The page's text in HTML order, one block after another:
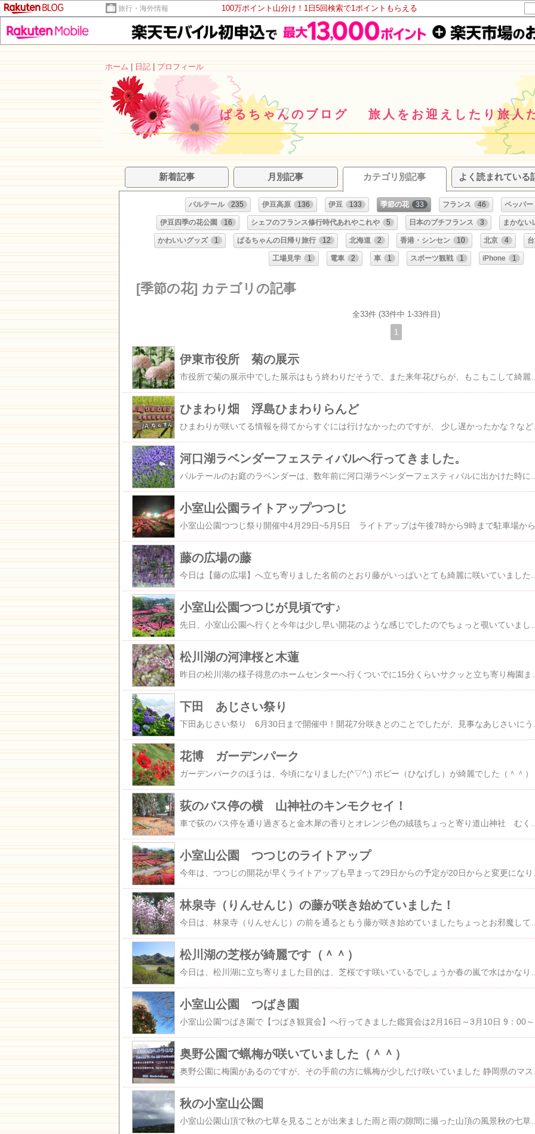
旅行・海外情報 100万ポイント山分け！1日5回検索で1ポイントもらえる
ホーム|日記|プロフィール
ぱるちゃんのブログ 旅人をお迎えしたり旅人
新着記事 月別記事 カテゴリ別記事 よく読まれている
パルテール 235 伊豆高原 136 伊豆 133 季節の花 33 フランス 46 ペッパー
伊豆四季の花公園 16 シェフのフランス修行時代あれやこれや 5 日本のプチフランス 3 まかない
かわいいグッズ 1 ぱるちゃんの日帰り旅行 12 北海道 2 香港・シンセン 10 北京 4
工場見学 1 電車 2 車 1 スポーツ観戦 1 iPhone 1
[季節の花] カテゴリの記事
全33件 (33件中 1-33件目)
1
伊東市役所 菊の展示
ひまわり畑 浮島ひまわりらんど
ひまわりが咲いてる情報を得てからすぐには行けなかったのですが、 少し遅かったかな？などと思いながら、「浮島ひまわりらんど」へ まだ咲いているのと種になりつつものが半々くらいお天気も半々くらい 綺麗な向日葵を楽しむことが出来ました 国道一号
河口湖ラベンダーフェスティバルへ行ってきました。
小室山公園ライトアップつつじ
藤の広場の藤
小室山公園つつじが見頃です♪
松川湖の河津桜と木蓮
下田 あじさい祭り
花博 ガーデンパーク
荻のバス停の横 山神社のキンモクセイ！
小室山公園 つつじのライトアップ
林泉寺（りんせんじ）の藤が咲き始めていました！
松川湖の芝桜が綺麗です（＾＾）
小室山公園 つばき園
奥野公園で蝋梅が咲いていました（＾＾）
秋の小室山公園
小室山公園山頂で秋の七草を見ることが出来ました雨と雨の隙間に撮った山頂の風景秋の七草とは萩（ハギ）・桔梗（キキョウ）・葛（クズ）・撫子（ナデシコ）薄（ススキ）・女郎花（オミナエシ）・藤袴（フジバカマ）萩桔梗葛 薄 撫子女郎花藤袴 山頂では、リコリスというヒガンバナ科の花が咲いていました 伊豆高原 海の見えるオーベルジュ パルテール 伊豆高原 パルテールは、フランス修行のシェフが 心こめたお料理とぱるちゃんが笑顔でお出迎えの宿です(^^) パルテール 予約電話番号 ０５５７－５１－８５８１ ←楽天トラベルからのご予約ぱるちゃんのつぶやきtwitterface book パルテールmixiページ パルテール伊豆高原 海の見えるオーベルジュ パルテール